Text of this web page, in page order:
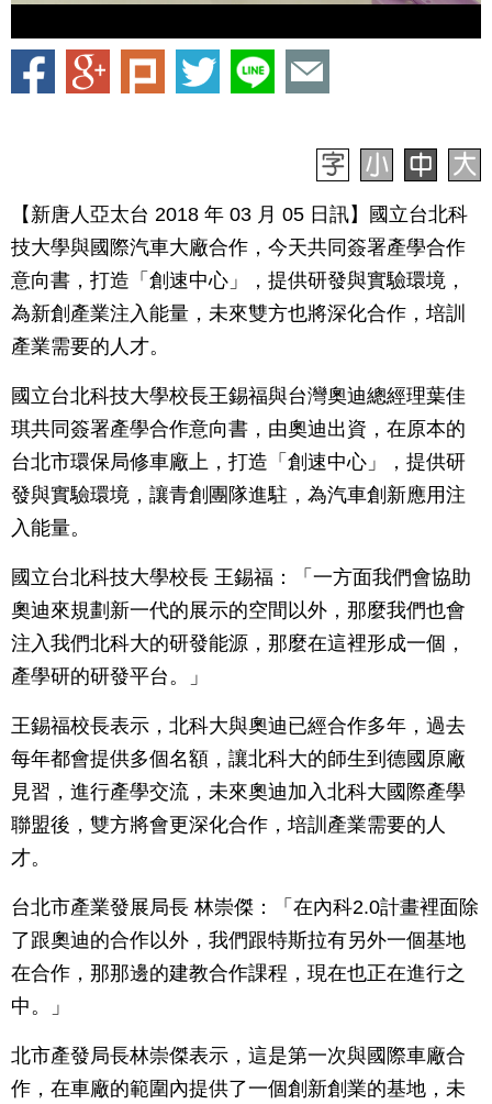
【新唐人亞太台 2018 年 03 月 05 日訊】國立台北科
技大學與國際汽車大廠合作，今天共同簽署產學合作
意向書，打造「創速中心」，提供研發與實驗環境，
為新創產業注入能量，未來雙方也將深化合作，培訓
產業需要的人才。
國立台北科技大學校長王錫福與台灣奧迪總經理葉佳
琪共同簽署產學合作意向書，由奧迪出資，在原本的
台北市環保局修車廠上，打造「創速中心」，提供研
發與實驗環境，讓青創團隊進駐，為汽車創新應用注
入能量。
國立台北科技大學校長 王錫福：「一方面我們會協助
奧迪來規劃新一代的展示的空間以外，那麼我們也會
注入我們北科大的研發能源，那麼在這裡形成一個，
產學研的研發平台。」
王錫福校長表示，北科大與奧迪已經合作多年，過去
每年都會提供多個名額，讓北科大的師生到德國原廠
見習，進行產學交流，未來奧迪加入北科大國際產學
聯盟後，雙方將會更深化合作，培訓產業需要的人
才。
台北市產業發展局長 林崇傑：「在內科2.0計畫裡面除
了跟奧迪的合作以外，我們跟特斯拉有另外一個基地
在合作，那那邊的建教合作課程，現在也正在進行之
中。」
北市產發局長林崇傑表示，這是第一次與國際車廠合
作，在車廠的範圍內提供了一個創新創業的基地，未